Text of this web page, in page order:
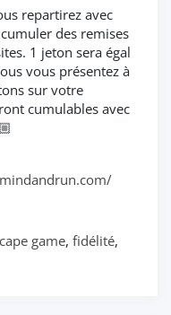
repartirez avec
des remises
1 jeton sera égal
vous présentez à
sur votre
cumulables avec
game, fidélité,